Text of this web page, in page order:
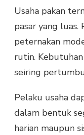
Usaha pakan
pasar yang
peternakan
rutin.
seiring
Pelaku usaha
dalam bentuk
harian maupun